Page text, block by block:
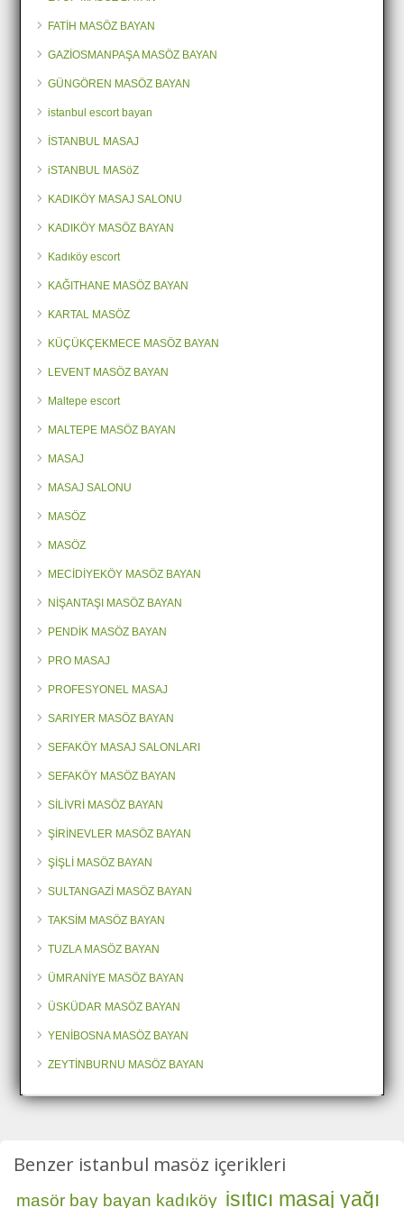
FATİH MASÖZ BAYAN
GAZİOSMANPAŞA MASÖZ BAYAN
GÜNGÖREN MASÖZ BAYAN
istanbul escort bayan
İSTANBUL MASAJ
iSTANBUL MASöZ
KADIKÖY MASAJ SALONU
KADIKÖY MASÖZ BAYAN
Kadıköy escort
KAĞITHANE MASÖZ BAYAN
KARTAL MASÖZ
KÜÇÜKÇEKMECE MASÖZ BAYAN
LEVENT MASÖZ BAYAN
Maltepe escort
MALTEPE MASÖZ BAYAN
MASAJ
MASAJ SALONU
MASÖZ
MASÖZ
MECİDİYEKÖY MASÖZ BAYAN
NİŞANTAŞI MASÖZ BAYAN
PENDİK MASÖZ BAYAN
PRO MASAJ
PROFESYONEL MASAJ
SARIYER MASÖZ BAYAN
SEFAKÖY MASAJ SALONLARI
SEFAKÖY MASÖZ BAYAN
SİLİVRİ MASÖZ BAYAN
ŞİRİNEVLER MASÖZ BAYAN
ŞİŞLİ MASÖZ BAYAN
SULTANGAZİ MASÖZ BAYAN
TAKSİM MASÖZ BAYAN
TUZLA MASÖZ BAYAN
ÜMRANİYE MASÖZ BAYAN
ÜSKÜDAR MASÖZ BAYAN
YENİBOSNA MASÖZ BAYAN
ZEYTİNBURNU MASÖZ BAYAN
Benzer istanbul masöz içerikleri
masör bay bayan kadıköy isıtıcı masaj yağı